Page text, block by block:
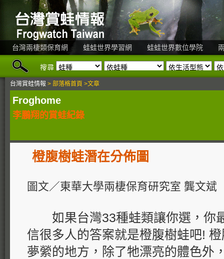
台灣兩棲類保育網 蛙蛙世界學習網 蛙蛙世界數位學院
搜尋
台灣賞蛙情報 > 部落格首頁 >文章
Froghome
李鵬翔的賞蛙紀錄
橙腹樹蛙潛在分佈圖
圖文／東華大學兩棲保育研究室 龔文斌
如果台灣33種蛙類讓你選，你
信很多人的答案就是橙腹樹蛙吧!
夢縈的地方，除了牠漂亮的體色外